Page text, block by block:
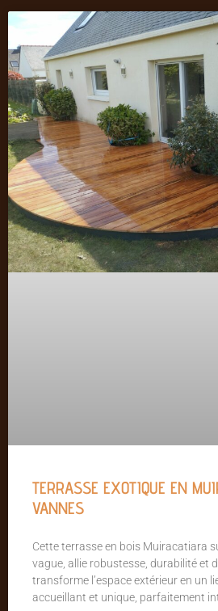
TERRASSE EXOTIQUE EN
VANNES
Cette terrasse en bois Muiracatiara
vague, allie robustesse, durabilité et
transforme l’espace extérieur en un
accueillant et unique, parfaitement